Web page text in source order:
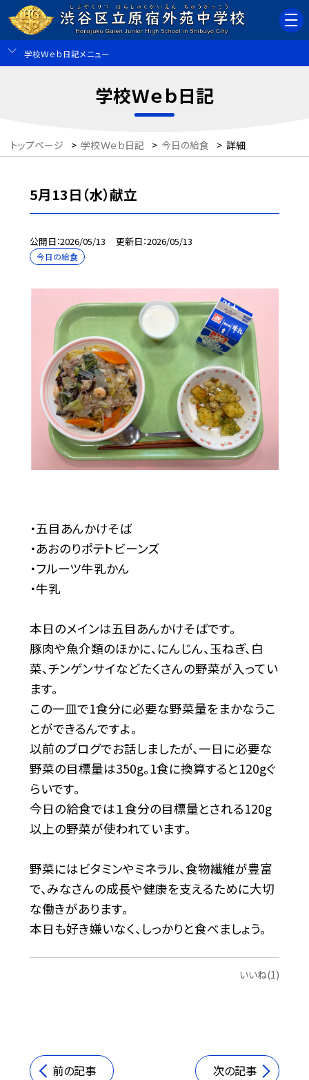
学校Ｗｅｂ日記メニュー
学校Ｗｅｂ日記
トップページ > 学校Ｗｅｂ日記 > 今日の給食 > 詳細
5月13日（水）献立
公開日 2026/05/13 更新日 2026/05/13
今日の給食
・五目あんかけそば
・あおのりポテトビーンズ
・フルーツ牛乳かん
・牛乳
本日のメインは五目あんかけそばです。
豚肉や魚介類のほかに、にんじん、玉ねぎ、白
菜、チンゲンサイなどたくさんの野菜が入ってい
ます。
この一皿で1食分に必要な野菜量をまかなうこ
とができるんですよ。
以前のブログでお話しましたが、一日に必要な
野菜の目標量は350g。 1食に換算すると120gぐ
らいです。
今日の給食では１食分の目標量とされる120g
以上の野菜が使われています。
野菜にはビタミンやミネラル、食物繊維が豊富
で、みなさんの成長や健康を支えるために大切
な働きがあります。
本日も好き嫌いなく、しっかりと食べましょう。
いいね(1)
前の記事 次の記事